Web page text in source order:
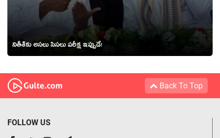
నితీశ్‌కు అస‌లు సిస‌లు ప‌రీక్ష ఇప్పుడే!
Back To Top
FOLLOW US